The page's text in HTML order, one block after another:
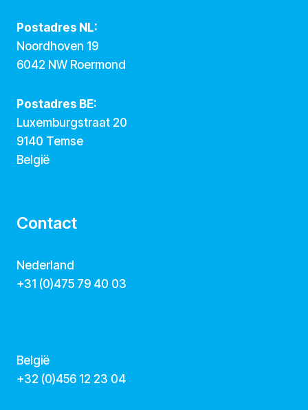
Postadres NL:
Noordhoven 19
6042 NW Roermond
Postadres BE:
Luxemburgstraat 20
9140 Temse
België
Contact
Nederland
+31 (0)475 79 40 03
België
‭+32 (0)456 12 23 04‬